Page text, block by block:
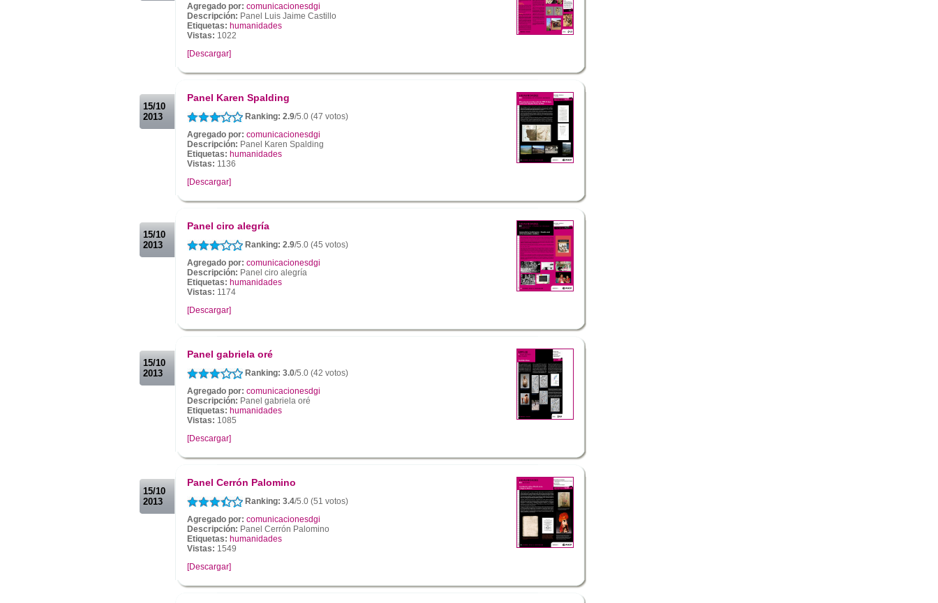
Agregado por: comunicacionesdgi
Descripción: Panel Luis Jaime Castillo
Etiquetas: humanidades
Vistas: 1022
[Descargar]
15/10
2013
Panel Karen Spalding
Ranking: 2.9/5.0 (47 votos)
Agregado por: comunicacionesdgi
Descripción: Panel Karen Spalding
Etiquetas: humanidades
Vistas: 1136
[Descargar]
15/10
2013
Panel ciro alegría
Ranking: 2.9/5.0 (45 votos)
Agregado por: comunicacionesdgi
Descripción: Panel ciro alegría
Etiquetas: humanidades
Vistas: 1174
[Descargar]
15/10
2013
Panel gabriela oré
Ranking: 3.0/5.0 (42 votos)
Agregado por: comunicacionesdgi
Descripción: Panel gabriela oré
Etiquetas: humanidades
Vistas: 1085
[Descargar]
15/10
2013
Panel Cerrón Palomino
Ranking: 3.4/5.0 (51 votos)
Agregado por: comunicacionesdgi
Descripción: Panel Cerrón Palomino
Etiquetas: humanidades
Vistas: 1549
[Descargar]